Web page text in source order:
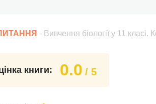
- Вивчення біології у 11
книги: 0.0 / 5